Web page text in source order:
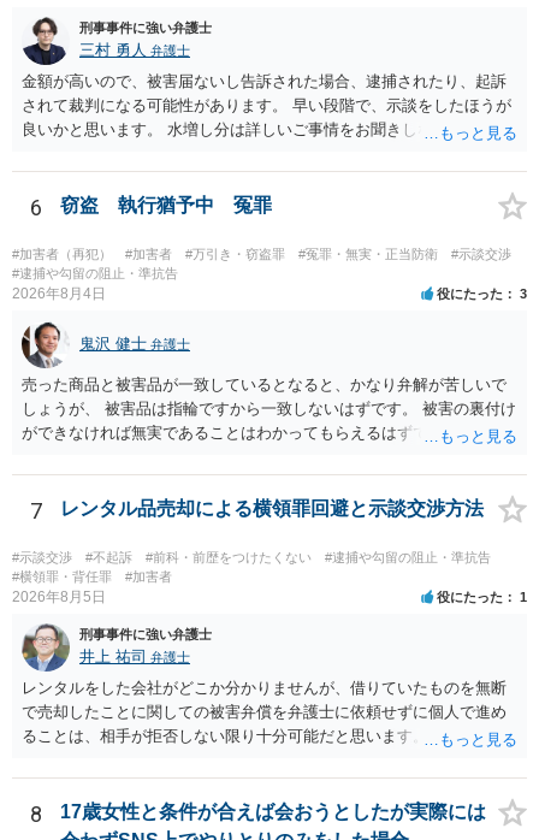
刑事事件に強い弁護士
三村 勇人 弁護士
金額が高いので、被害届ないし告訴された場合、逮捕されたり、起訴
されて裁判になる可能性があります。 早い段階で、示談をしたほうが
良いかと思います。 水増し分は詳しいご事情をお聞きしなければお答
6 窃盗 執行猶予中 冤罪
#加害者（再犯） #加害者 #万引き・窃盗罪 #冤罪・無実・正当防衛
#示談交渉
#逮捕や勾留の阻止・準抗告
2026年8月4日 役にたった 3
鬼沢 健士 弁護士
売った商品と被害品が一致しているとなると、かなり弁解が苦しいで
しょうが、 被害品は指輪ですから一致しないはずです。 被害の裏付け
ができなければ無実であることはわかってもらえるはずです。
7 レンタル品売却による横領罪回避と示談交渉方法
#示談交渉 #不起訴 #前科・前歴をつけたくない
#逮捕や勾留の阻止・準抗告
#横領罪・背任罪
#加害者
2026年8月5日 役にたった 1
刑事事件に強い弁護士
井上 祐司 弁護士
レンタルをした会社がどこか分かりませんが、借りていたものを無断
で売却したことに関しての被害弁償を弁護士に依頼せずに個人で進め
ることは、相手が拒否しない限り十分可能だと思います。 見積を出し
か）、弁護士に法律相談において助言をもらえば足りるでしょう。
8
17歳女性と条件が合えば会おうとしたが実際には